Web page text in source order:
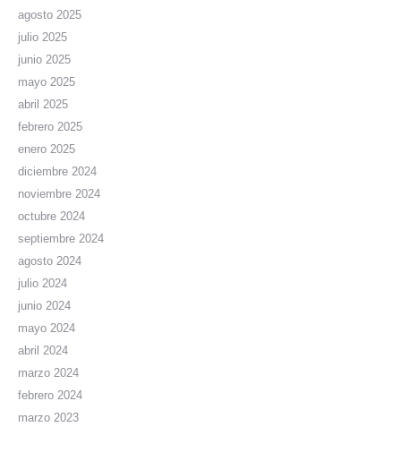
agosto 2025
julio 2025
junio 2025
mayo 2025
abril 2025
febrero 2025
enero 2025
diciembre 2024
noviembre 2024
octubre 2024
septiembre 2024
agosto 2024
julio 2024
junio 2024
mayo 2024
abril 2024
marzo 2024
febrero 2024
marzo 2023